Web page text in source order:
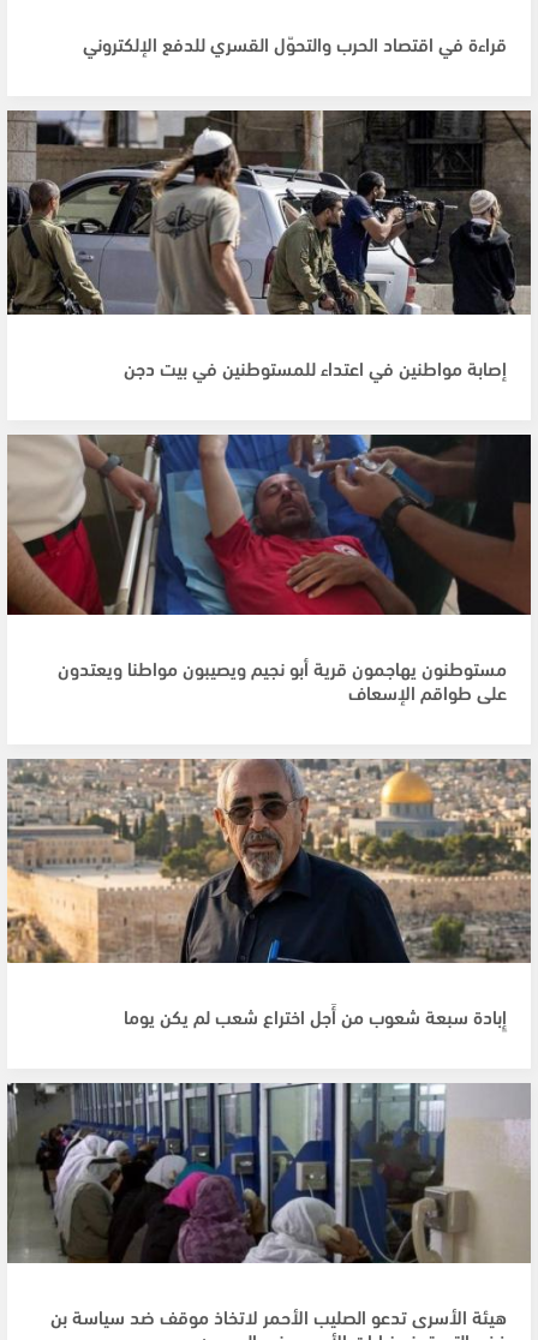
قراءة في اقتصاد الحرب والتحوّل القسري للدفع الإلكتروني
إصابة مواطنين في اعتداء للمستوطنين في بيت دجن
مستوطنون يهاجمون قرية أبو نجيم ويصيبون مواطنا ويعتدون
على طواقم الإسعاف
إِبادة سبعة شعوب من أَجل اختراع شعب لم يكن يوما
هيئة الأسرى تدعو الصليب الأحمر لاتخاذ موقف ضد سياسة بن